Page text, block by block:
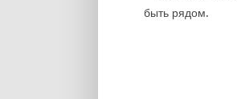
быть рядом.